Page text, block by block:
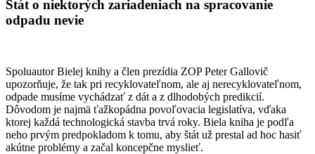
Štát o niektorých zariadeniach na spracovanie
odpadu nevie
Spoluautor Bielej knihy a člen prezídia ZOP Peter Gallovič
upozorňuje, že tak pri recyklovateľnom, ale aj nerecyklovateľnom,
odpade musíme vychádzať z dát a z dlhodobých predikcií.
Dôvodom je najmä ťažkopádna povoľovacia legislatíva, vďaka
ktorej každá technologická stavba trvá roky. Biela kniha je podľa
neho prvým predpokladom k tomu, aby štát už prestal ad hoc hasiť
akútne problémy a začal koncepčne myslieť.